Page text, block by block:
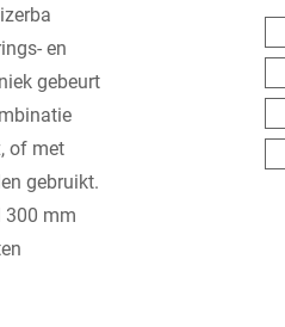
en
gebeurt
of met
gebruikt.
300 mm